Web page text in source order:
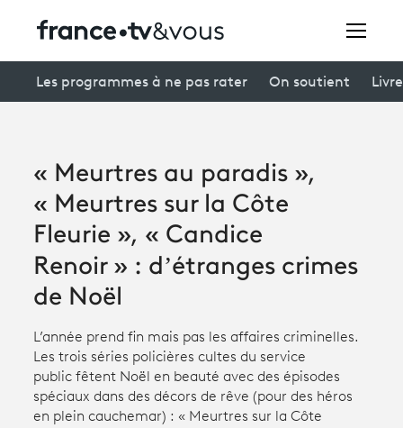
À la une
Participer et assister à une émission
À votre écoute
Productions et innovation
Programme tv
Les programmes à ne pas rater On soutient
« Meurtres au paradis »,
« Meurtres sur la Côte
Fleurie », « Candice
Renoir » : d’étranges crimes
de Noël
L’année prend fin mais pas les affaires criminelles.
Les trois séries policières cultes du service
public fêtent Noël en beauté avec des épisodes
spéciaux dans des décors de rêve (pour des héros
en plein cauchemar) : « Meurtres sur la Côte